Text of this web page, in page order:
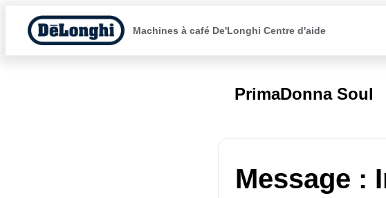
Machines à café De'Longhi Centre d'aide
PrimaDonna Soul
Message :